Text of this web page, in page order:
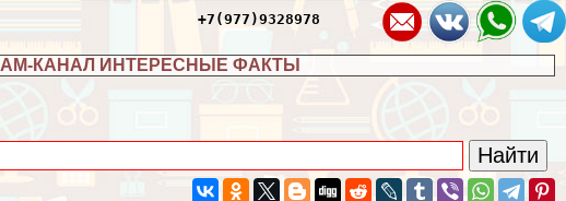
+7(977)9328978
КАНАЛ ИНТЕРЕСНЫЕ ФАКТЫ